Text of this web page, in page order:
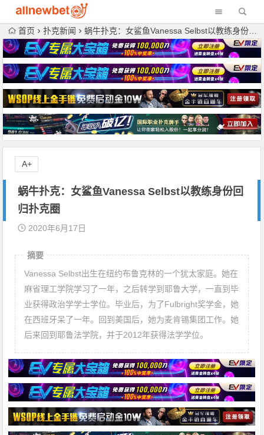
首页 扑克新闻 蜗牛扑克：女鲨鱼Vanessa Selbst以教练身份回归扑克圈
蜗牛扑克：女鲨鱼Vanessa Selbst以教练身份回
归扑克圈
2020年6月17日
摘要
Vanessa Selbst出生在纽约布鲁克林的一个犹太家庭。她在
麻省理工学院学习了一年，之后转学到耶鲁大学，一直到毕
业获得政治学学士学位。毕业后，为了Fulbright奖学金，她
在西班牙呆了一年。回到美国后，她为麦肯锡集团工作。她
后来回到耶鲁法学院，并于2012年获得法学学位。
A+